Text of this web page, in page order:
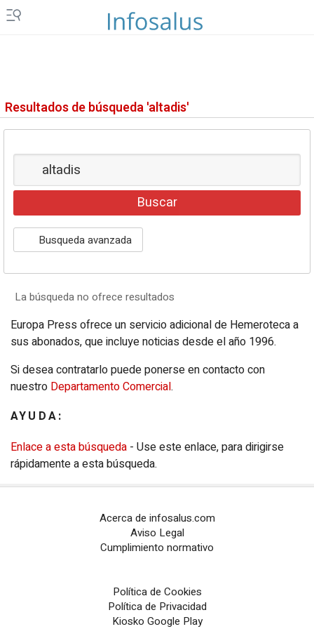
Vídeos
Productos
Podcasts
Servicios
Loterías y sorteos
Eventos
EPComunicación
PORTALES TEMÁTICOS
CHANCE
PORTALTIC
EPSOCIAL
NOTI
Resultados de búsqueda 'altadis'
Busqueda avanzada
La búsqueda no ofrece resultados
Europa Press ofrece un servicio adicional de Hemeroteca a
sus abonados, que incluye noticias desde el año 1996.
Si desea contratarlo puede ponerse en contacto con
nuestro Departamento Comercial.
AYUDA:
Enlace a esta búsqueda - Use este enlace, para dirigirse
rápidamente a esta búsqueda.
Acerca de infosalus.com
Aviso Legal
Cumplimiento normativo
Política de Cookies
Política de Privacidad
Kiosko Google Play